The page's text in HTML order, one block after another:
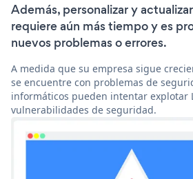
Además, personalizar y
requiere aún más tiempo y es
nuevos problemas o errores.
A medida que su empresa sigue
se encuentre con problemas de
informáticos pueden intentar explotar
vulnerabilidades de seguridad.